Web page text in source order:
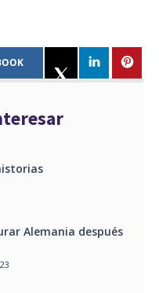
Alemania después